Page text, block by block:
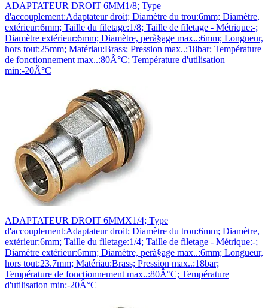
ADAPTATEUR DROIT 6MM1/8; Type
d'accouplement:Adaptateur droit; Diamètre du trou:6mm; Diamètre,
extérieur:6mm; Taille du filetage:1/8; Taille de filetage - Métrique:-;
Diamètre extérieur:6mm; Diamètre, perà§age max..:6mm; Longueur,
hors tout:25mm; Matériau:Brass; Pression max..:18bar; Température
de fonctionnement max..:80Â°C; Température d'utilisation
min:-20Â°C
ADAPTATEUR DROIT 6MMX1/4; Type
d'accouplement:Adaptateur droit; Diamètre du trou:6mm; Diamètre,
extérieur:6mm; Taille du filetage:1/4; Taille de filetage - Métrique:-;
Diamètre extérieur:6mm; Diamètre, perà§age max..:6mm; Longueur,
hors tout:23.7mm; Matériau:Brass; Pression max..:18bar;
Température de fonctionnement max..:80Â°C; Température
d'utilisation min:-20Â°C